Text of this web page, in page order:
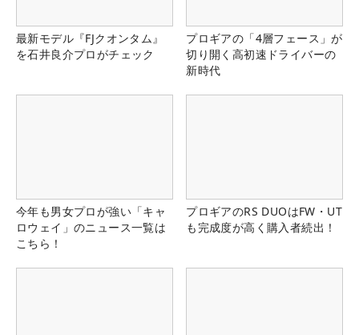
最新モデル『FJクオンタム』
を石井良介プロがチェック
プロギアの「4層フェース」が
切り開く高初速ドライバーの
新時代
今年も男女プロが強い「キャ
ロウェイ」のニュース一覧は
こちら！
プロギアのRS DUOはFW・UT
も完成度が高く購入者続出！